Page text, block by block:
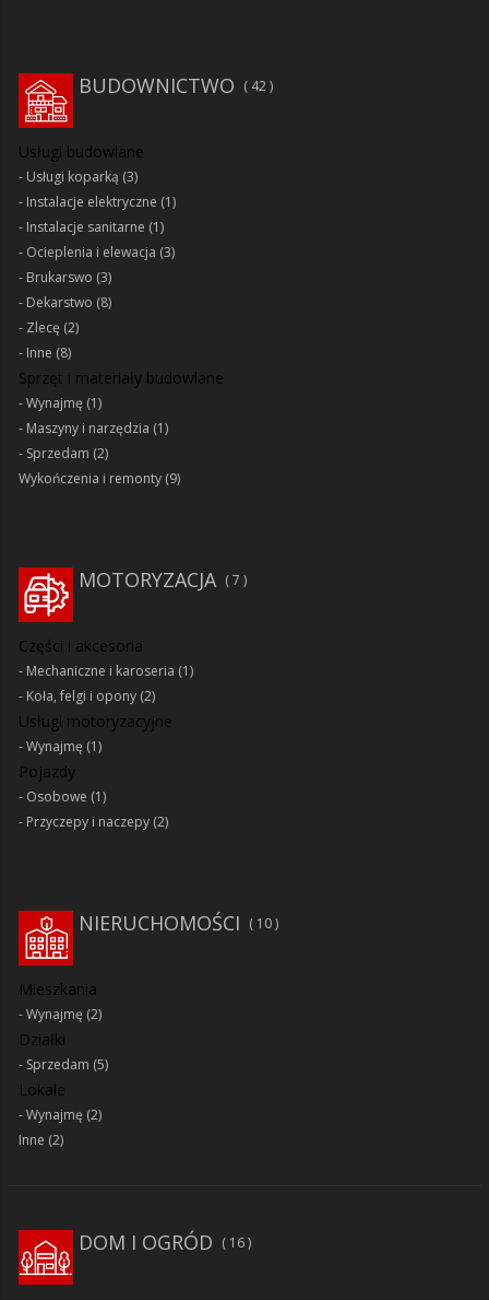
BUDOWNICTWO 42
Usługi budowlane
Usługi koparką (3)
Instalacje elektryczne (1)
Instalacje sanitarne (1)
Ocieplenia i elewacja (3)
Brukarswo (3)
Dekarstwo (8)
Zlecę (2)
Inne (8)
Sprzęt i materiały budowlane
Wynajmę (1)
Maszyny i narzędzia (1)
Sprzedam (2)
Wykończenia i remonty (9)
MOTORYZACJA 7
Części i akcesoria
Mechaniczne i karoseria (1)
Koła, felgi i opony (2)
Usługi motoryzacyjne
Wynajmę (1)
Pojazdy
Osobowe (1)
Przyczepy i naczepy (2)
NIERUCHOMOŚCI 10
Mieszkania
Wynajmę (2)
Działki
Sprzedam (5)
Lokale
Wynajmę (2)
Inne (2)
DOM I OGRÓD 16